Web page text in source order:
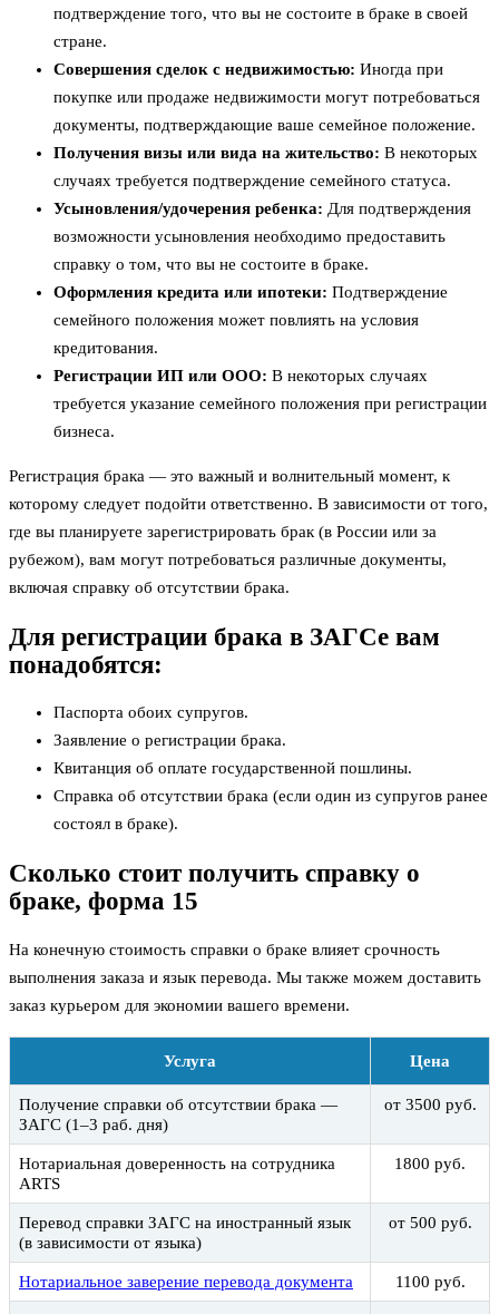
подтверждение того, что вы не состоите в браке в своей
стране.
Совершения сделок с недвижимостью: Иногда при
покупке или продаже недвижимости могут потребоваться
документы, подтверждающие ваше семейное положение.
Получения визы или вида на жительство: В некоторых
случаях требуется подтверждение семейного статуса.
Усыновления/удочерения ребенка: Для подтверждения
возможности усыновления необходимо предоставить
справку о том, что вы не состоите в браке.
Оформления кредита или ипотеки: Подтверждение
семейного положения может повлиять на условия
кредитования.
Регистрации ИП или ООО: В некоторых случаях
требуется указание семейного положения при регистрации
бизнеса.
Регистрация брака — это важный и волнительный момент, к
которому следует подойти ответственно. В зависимости от того,
где вы планируете зарегистрировать брак (в России или за
рубежом), вам могут потребоваться различные документы,
включая справку об отсутствии брака.
Для регистрации брака в ЗАГСе вам
понадобятся:
Паспорта обоих супругов.
Заявление о регистрации брака.
Квитанция об оплате государственной пошлины.
Справка об отсутствии брака (если один из супругов ранее
состоял в браке).
Сколько стоит получить справку о
браке, форма 15
На конечную стоимость справки о браке влияет срочность
выполнения заказа и язык перевода. Мы также можем доставить
заказ курьером для экономии вашего времени.
Услуга Цена
Получение справки об отсутствии брака —
ЗАГС (1–3 раб. дня)
от 3500 руб.
Нотариальная доверенность на сотрудника
ARTS
1800 руб.
Перевод справки ЗАГС на иностранный язык
(в зависимости от языка)
от 500 руб.
Нотариальное заверение перевода документа 1100 руб.